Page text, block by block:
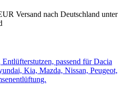
Versand nach Deutschland unter
passend für Dacia
Kia, Mazda, Nissan, Peugeot,